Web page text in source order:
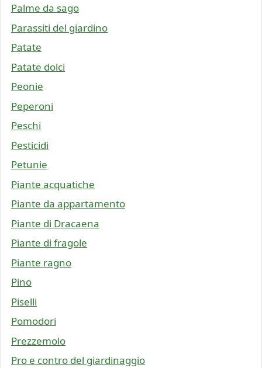
Palme da sago
Parassiti del giardino
Patate
Patate dolci
Peonie
Peperoni
Peschi
Pesticidi
Petunie
Piante acquatiche
Piante da appartamento
Piante di Dracaena
Piante di fragole
Piante ragno
Pino
Piselli
Pomodori
Prezzemolo
Pro e contro del giardinaggio